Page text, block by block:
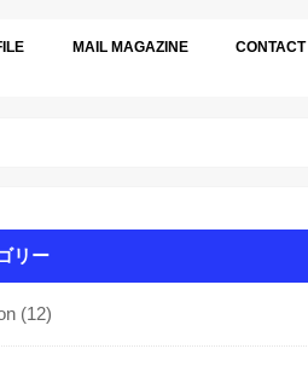
MAIL MAGAZINE CONTACT
リー
(12)